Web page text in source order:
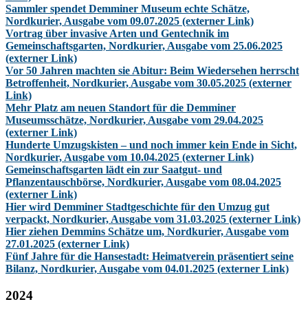
Sammler spendet Demminer Museum echte Schätze,
Nordkurier, Ausgabe vom 09.07.2025 (externer Link)
Vortrag über invasive Arten und Gentechnik im
Gemeinschaftsgarten, Nordkurier, Ausgabe vom 25.06.2025
(externer Link)
Vor 50 Jahren machten sie Abitur: Beim Wiedersehen herrscht
Betroffenheit, Nordkurier, Ausgabe vom 30.05.2025 (externer
Link)
Mehr Platz am neuen Standort für die Demminer
Museumsschätze, Nordkurier, Ausgabe vom 29.04.2025
(externer Link)
Hunderte Umzugskisten – und noch immer kein Ende in Sicht,
Nordkurier, Ausgabe vom 10.04.2025 (externer Link)
Gemeinschaftsgarten lädt ein zur Saatgut- und
Pflanzentauschbörse, Nordkurier, Ausgabe vom 08.04.2025
(externer Link)
Hier wird Demminer Stadtgeschichte für den Umzug gut
verpackt, Nordkurier, Ausgabe vom 31.03.2025 (externer Link)
Hier ziehen Demmins Schätze um, Nordkurier, Ausgabe vom
27.01.2025 (externer Link)
Fünf Jahre für die Hansestadt: Heimatverein präsentiert seine
Bilanz, Nordkurier, Ausgabe vom 04.01.2025 (externer Link)
2024